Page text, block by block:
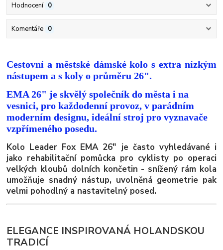
Hodnocení 0
Komentáře 0
Cestovní a městské dámské kolo s extra nízkým
nástupem a s koly o průměru 26".
EMA 26" je skvělý společník do města i na
vesnici, pro každodenní provoz, v parádním
moderním designu, ideální stroj pro vyznavače
vzpřímeného posedu.
Kolo Leader Fox EMA 26" je často vyhledávané i
jako rehabilitační pomůcka pro cyklisty po operaci
velkých kloubů dolních končetin - snížený rám kola
umožňuje snadný nástup, uvolněná geometrie pak
velmi pohodlný a nastavitelný posed.
ELEGANCE INSPIROVANÁ HOLANDSKOU
TRADICÍ